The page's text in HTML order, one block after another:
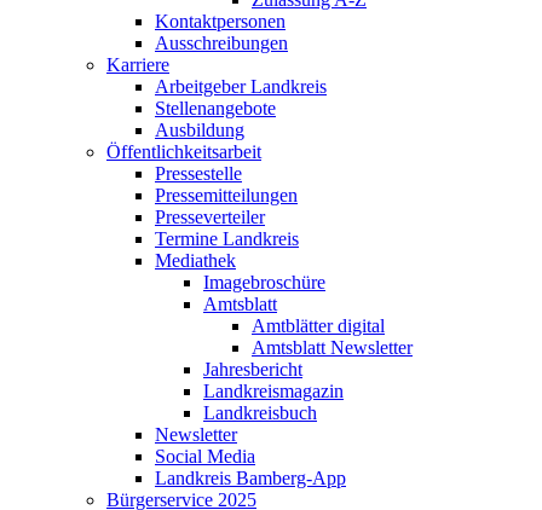
Kontaktpersonen
Ausschreibungen
Karriere
Arbeitgeber Landkreis
Stellenangebote
Ausbildung
Öffentlichkeitsarbeit
Pressestelle
Pressemitteilungen
Presseverteiler
Termine Landkreis
Mediathek
Imagebroschüre
Amtsblatt
Amtblätter digital
Amtsblatt Newsletter
Jahresbericht
Landkreismagazin
Landkreisbuch
Newsletter
Social Media
Landkreis Bamberg-App
Bürgerservice 2025